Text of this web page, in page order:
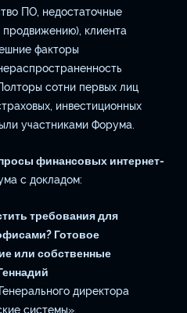
ПО, недостаточные
клиента
факторы
сотни первых лиц
инвестиционных
участниками Форума.
финансовых интернет-
с докладом:
требования для
Готовое
или собственные
директора
системы».